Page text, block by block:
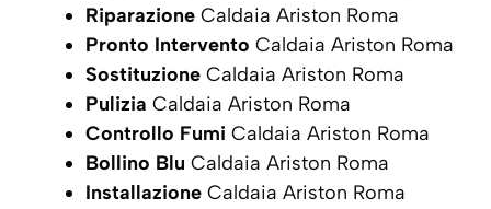
Riparazione Caldaia Ariston Roma
Pronto Intervento Caldaia Ariston Roma
Sostituzione Caldaia Ariston Roma
Pulizia Caldaia Ariston Roma
Controllo Fumi Caldaia Ariston Roma
Bollino Blu Caldaia Ariston Roma
Installazione Caldaia Ariston Roma